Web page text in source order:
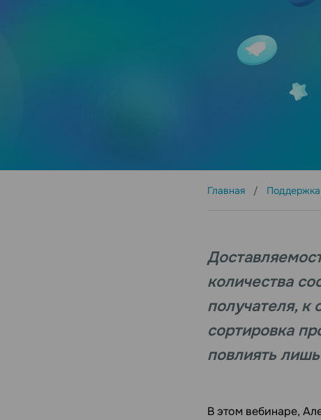
Главная Поддержка
количества
получателя,
сортировка
повлиять
В этом вебинаре,